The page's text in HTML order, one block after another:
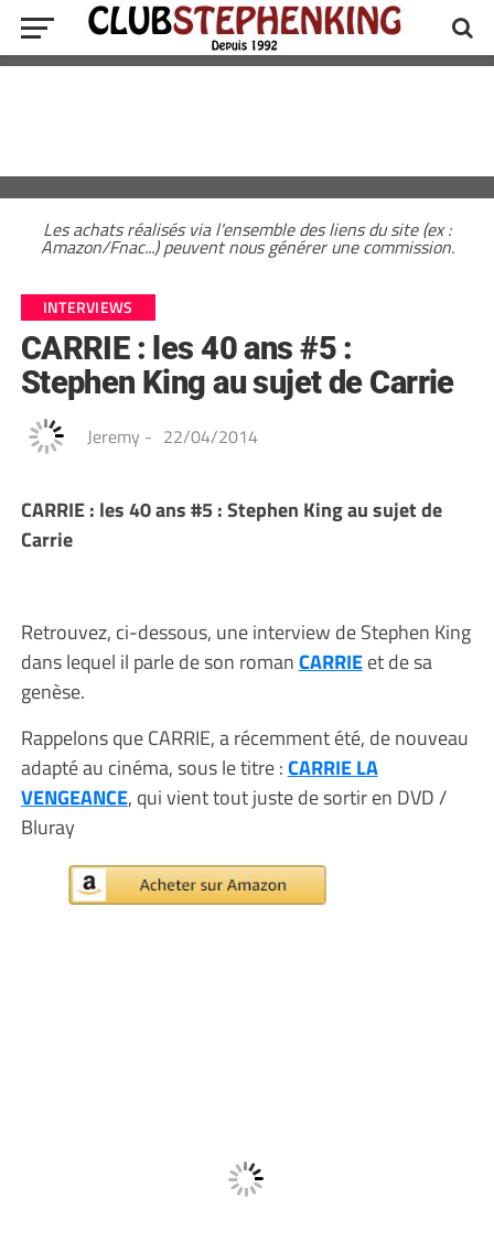
Les achats réalisés via l'ensemble des liens du site (ex :
Amazon/Fnac...) peuvent nous générer une commission.
INTERVIEWS
CARRIE : les 40 ans #5 :
Stephen King au sujet de Carrie
Jeremy - 22/04/2014
CARRIE : les 40 ans #5 : Stephen King au sujet de
Carrie
Retrouvez, ci-dessous, une interview de Stephen King
dans lequel il parle de son romanCARRIEet de sa
genèse.
Rappelons que CARRIE, a récemment été, de nouveau
adapté au cinéma, sous le titre :CARRIE LA
VENGEANCE, qui vient tout juste de sortir en DVD /
Bluray